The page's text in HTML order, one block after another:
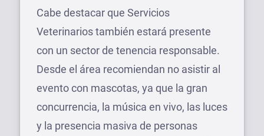
Cabe destacar que Servicios
Veterinarios también estará presente
con un sector de tenencia responsable.
Desde el área recomiendan no asistir al
evento con mascotas, ya que la gran
concurrencia, la música en vivo, las luces
y la presencia masiva de personas